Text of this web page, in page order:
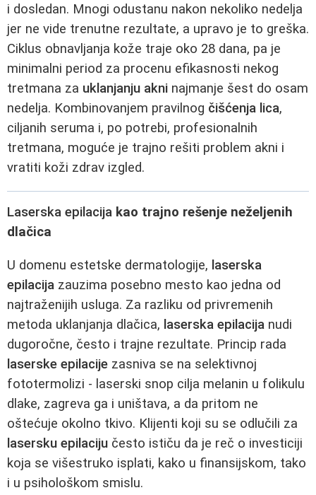
i dosledan. Mnogi odustanu nakon nekoliko nedelja
jer ne vide trenutne rezultate, a upravo je to greška.
Ciklus obnavljanja kože traje oko 28 dana, pa je
minimalni period za procenu efikasnosti nekog
tretmana za uklanjanju akni najmanje šest do osam
nedelja. Kombinovanjem pravilnog čišćenja lica,
ciljanih seruma i, po potrebi, profesionalnih
tretmana, moguće je trajno rešiti problem akni i
vratiti koži zdrav izgled.
Laserska epilacija kao trajno rešenje neželjenih
dlačica
U domenu estetske dermatologije, laserska
epilacija zauzima posebno mesto kao jedna od
najtraženijih usluga. Za razliku od privremenih
metoda uklanjanja dlačica, laserska epilacija nudi
dugoročne, često i trajne rezultate. Princip rada
laserske epilacije zasniva se na selektivnoj
fototermolizi - laserski snop cilja melanin u folikulu
dlake, zagreva ga i uništava, a da pritom ne
oštećuje okolno tkivo. Klijenti koji su se odlučili za
lasersku epilaciju često ističu da je reč o investiciji
koja se višestruko isplati, kako u finansijskom, tako
i u psihološkom smislu.